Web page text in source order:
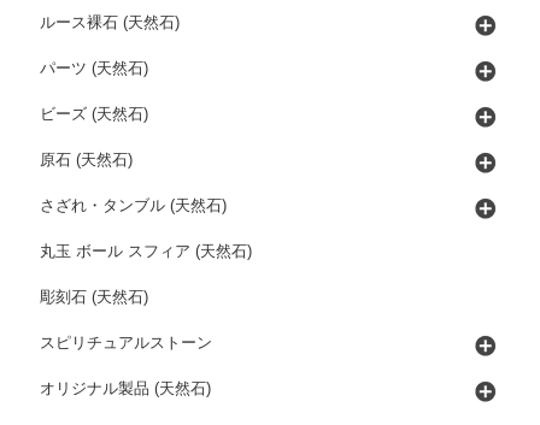
ルース裸石 (天然石)
パーツ (天然石)
ビーズ (天然石)
原石 (天然石)
さざれ・タンブル (天然石)
丸玉 ボール スフィア (天然石)
彫刻石 (天然石)
スピリチュアルストーン
オリジナル製品 (天然石)